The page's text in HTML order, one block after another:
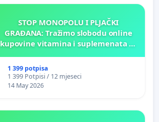
STOP MONOPOLU I PLJAČKI
GRAĐANA: Tražimo slobodu online
kupovine vitamina i suplemenata za
1 399 potpisa
1 399 Potpisi / 12 mjeseci
14 May 2026